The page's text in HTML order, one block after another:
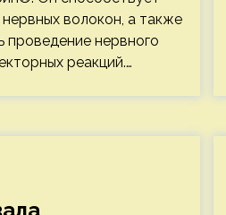
волокон, а также
проведение нервного
реакций.…